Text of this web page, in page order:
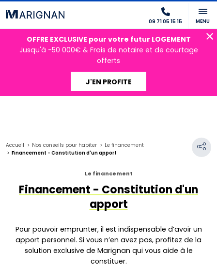
09 71 05 15 15 MENU
OFFRE EXCLUSIVE pour votre futur LOGEMENT
Jusqu'à -50 000€ & Frais de notaire et de courtage
offerts
J'EN PROFITE
Accueil Nos conseils pour habiter
Le financement
Financement - Constitution d'un apport
Le financement
Financement - Constitution d'un
apport
Pour pouvoir emprunter, il est indispensable d’avoir un
apport personnel. Si vous n’en avez pas, profitez de la
solution exclusive de Marignan qui vous aide à le
constituer.